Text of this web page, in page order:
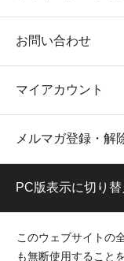
お問い合わせ
マイアカウント
メルマガ登録・解
PC版表示に切り替
このウェブサイトの
も無断使用すること